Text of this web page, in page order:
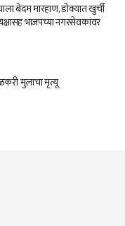
बेदम मारहाण, डोक्यात खुर्ची
भाजपच्या नगरसेवकांवर
मुलाचा मृत्यू